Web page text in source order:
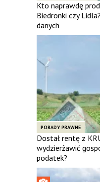
Kto naprawdę
Biedronki czy
danych
PORADY PRAWNE
Dostał rentę z
wydzierżawić
podatek?